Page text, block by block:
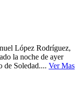
López Rodríguez,
la noche de ayer
de Soledad.... Ver Mas